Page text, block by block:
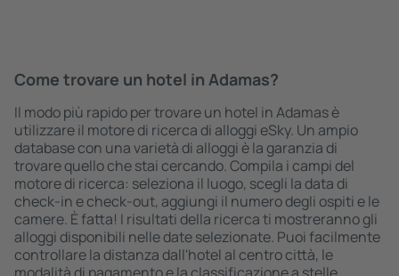
Come trovare un hotel in Adamas?
Il modo più rapido per trovare un hotel in Adamas è
utilizzare il motore di ricerca di alloggi eSky. Un ampio
database con una varietà di alloggi è la garanzia di
trovare quello che stai cercando. Compila i campi del
motore di ricerca: seleziona il luogo, scegli la data di
check-in e check-out, aggiungi il numero degli ospiti e le
camere. È fatta! I risultati della ricerca ti mostreranno gli
alloggi disponibili nelle date selezionate. Puoi facilmente
controllare la distanza dall'hotel al centro città, le